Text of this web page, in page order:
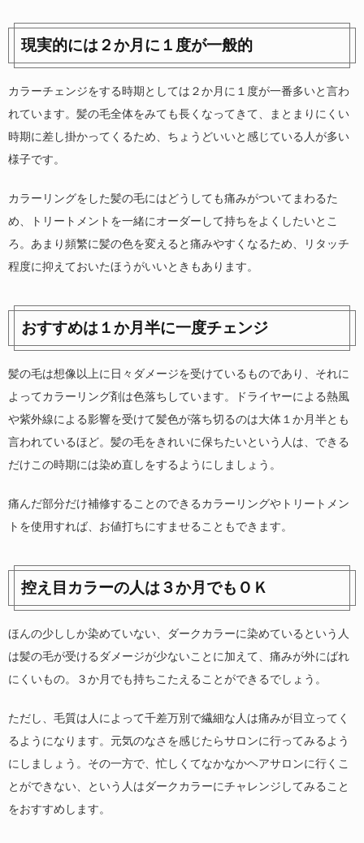
現実的には２か月に１度が一般的
カラーチェンジをする時期としては２か月に１度が一番多いと言わ
れています。髪の毛全体をみても長くなってきて、まとまりにくい
時期に差し掛かってくるため、ちょうどいいと感じている人が多い
様子です。
カラーリングをした髪の毛にはどうしても痛みがついてまわるた
め、トリートメントを一緒にオーダーして持ちをよくしたいとこ
ろ。あまり頻繁に髪の色を変えると痛みやすくなるため、リタッチ
程度に抑えておいたほうがいいときもあります。
おすすめは１か月半に一度チェンジ
髪の毛は想像以上に日々ダメージを受けているものであり、それに
よってカラーリング剤は色落ちしています。ドライヤーによる熱風
や紫外線による影響を受けて髪色が落ち切るのは大体１か月半とも
言われているほど。髪の毛をきれいに保ちたいという人は、できる
だけこの時期には染め直しをするようにしましょう。
痛んだ部分だけ補修することのできるカラーリングやトリートメン
トを使用すれば、お値打ちにすませることもできます。
控え目カラーの人は３か月でもＯＫ
ほんの少ししか染めていない、ダークカラーに染めているという人
は髪の毛が受けるダメージが少ないことに加えて、痛みが外にばれ
にくいもの。３か月でも持ちこたえることができるでしょう。
ただし、毛質は人によって千差万別で繊細な人は痛みが目立ってく
るようになります。元気のなさを感じたらサロンに行ってみるよう
にしましょう。その一方で、忙しくてなかなかヘアサロンに行くこ
とができない、という人はダークカラーにチャレンジしてみること
をおすすめします。